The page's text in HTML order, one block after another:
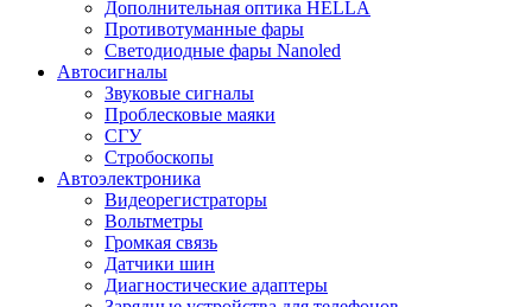
Дополнительная оптика HELLA
Противотуманные фары
Светодиодные фары Nanoled
Автосигналы
Звуковые сигналы
Проблесковые маяки
СГУ
Стробоскопы
Автоэлектроника
Видеорегистраторы
Вольтметры
Громкая связь
Датчики шин
Диагностические адаптеры